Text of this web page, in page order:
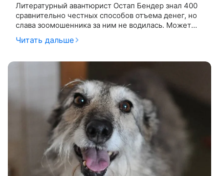
Литературный авантюрист Остап Бендер знал 400
сравнительно честных способов отъема денег, но
слава зоомошенника за ним не водилась. Может
быть, потому что это история о нашем времени:
времени социальных сетей.
Читать дальше